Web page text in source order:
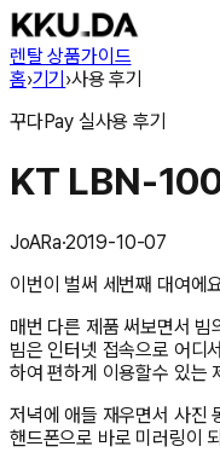
렌탈 상품가이드
홈›기기›사용 후기
꾸다Pay 실사용 후기
KT LBN-
JoARa·2019-10-07
이번이 벌써 세번째 대여에
매번 다른 제품 써보면서
빔은 인터넷 접속으로 어디
하여 편하게 이용할수 있는
저녁에 애들 재우면서 사진
핸드폰으로 바로 미러링이